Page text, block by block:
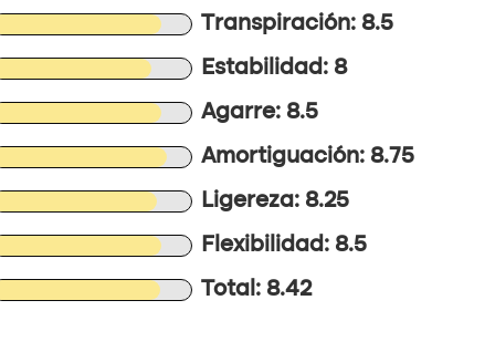
Transpiración: 8.5
Estabilidad: 8
Agarre: 8.5
Amortiguación: 8.75
Ligereza: 8.25
Flexibilidad: 8.5
Total: 8.42